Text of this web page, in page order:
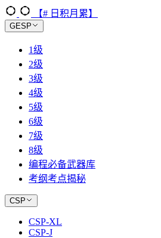
【# 日积月累】
GESP
1级
2级
3级
4级
5级
6级
7级
8级
编程必备武器库
考纲考点揭秘
CSP
CSP-XL
CSP-J